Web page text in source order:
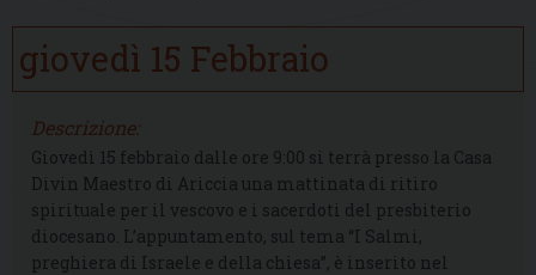
giovedì 15 Febbraio
Descrizione:
Giovedì 15 febbraio dalle ore 9:00 si terrà presso la Casa
Divin Maestro di Ariccia una mattinata di ritiro
spirituale per il vescovo e i sacerdoti del presbiterio
diocesano. L’appuntamento, sul tema “I Salmi,
preghiera di Israele e della chiesa”, è inserito nel